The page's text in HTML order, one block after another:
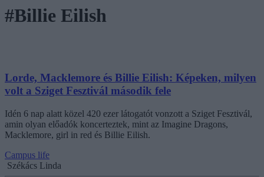
#Billie Eilish
Lorde, Macklemore és Billie Eilish: Képeken, milyen
volt a Sziget Fesztivál második fele
Idén 6 nap alatt közel 420 ezer látogatót vonzott a Sziget Fesztivál,
amin olyan előadók koncerteztek, mint az Imagine Dragons,
Macklemore, girl in red és Billie Eilish.
Campus life
Székács Linda